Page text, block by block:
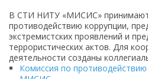
В СТИ НИТУ «МИСИС»
противодействию коррупции,
экстремистских проявлений и
террористических актов. Для
деятельности созданы
Комиссия по